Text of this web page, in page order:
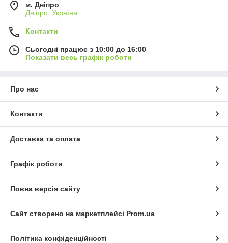
м. Дніпро
Дніпро, Україна
Контакти
Сьогодні працює з 10:00 до 16:00
Показати весь графік роботи
Про нас
Контакти
Доставка та оплата
Графік роботи
Повна версія сайту
Сайт створено на маркетплейсі Prom.ua
Політика конфіденційності